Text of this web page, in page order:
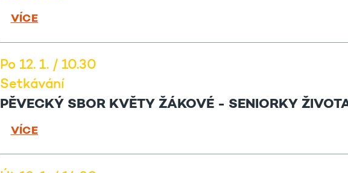
VÍCE
Po 12. 1. / 10.30
Setkávání
PĚVECKÝ SBOR KVĚTY ŽÁKOVÉ - SENIORKY
VÍCE